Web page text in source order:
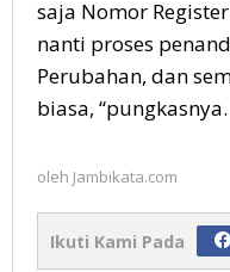
saja Nomor
nanti proses
Perubahan, dan
biasa, “pungkasnya.
oleh Jambikata.com
Ikuti Kami Pada